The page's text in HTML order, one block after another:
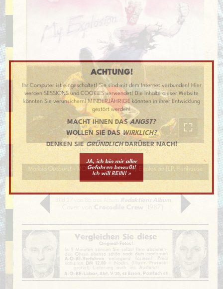
[schmalere Bilddarstellung
Morbid Outburst - MORBID OUTBURST My Explosion (LP, Funhouse
Records)
Redaktions Album
Crocodile Crew
ACHTUNG!
Ihr Computer ist eingeschaltet! Sie sind mit dem Internet verbunden! Hier
werden SESSIONS und COOKIES verwendet! Die Inhalte dieser Website
könnten Sie verunsichern! MINDERJÄHRIGE könnten in ihrer Entwicklung
gestört werden!
MACHT IHNEN DASANGST?
WOLLEN SIE DASWIRKLICH?
DENKEN SIEGRÜNDLICHDARÜBER NACH!
JA, ich bin mir aller
Gefahren bewußt!
Ich will REIN! »